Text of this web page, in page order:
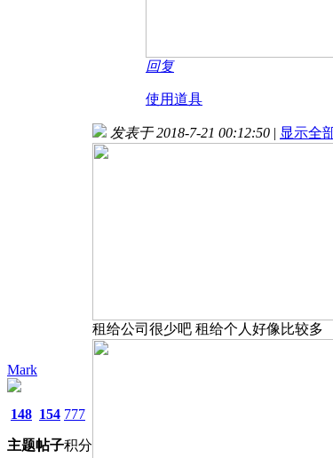
回复
使用道具
Mark
148
主题
154
帖子
777
积分
发表于 2018-7-21 00:12:50 | 显示全
租给公司很少吧 租给个人好像比较多